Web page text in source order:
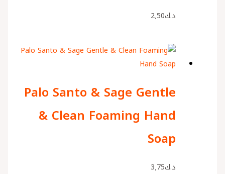
د.ك2٫50
Palo Santo & Sage Gentle
& Clean Foaming Hand
Soap
د.ك3٫75